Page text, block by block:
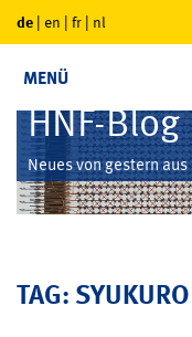
de | en | fr | nl
MENÜ
HNF-Blog
Neues von gestern
TAG: